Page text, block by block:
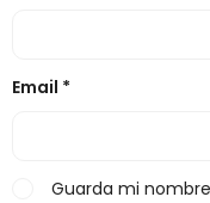
Email *
Guarda mi